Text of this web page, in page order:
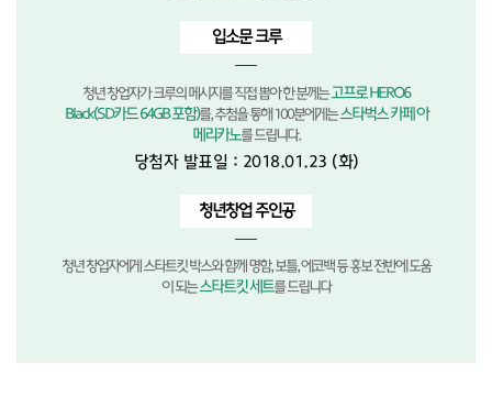
입소문 크루
청년 창업자가 크루의 메시지를 직접 뽑아 한 분께는고프로 HERO6
Black(SD카드 64GB 포함)를, 추첨을 통해 100분에게는스타벅스 카페 아
메리카노를 드립니다.
당첨자 발표일 : 2018.01.23 (화)
청년창업 주인공
청년 창업자에게 스타트킷 박스와 함께 명함, 보틀, 에코백 등 홍보 전반에 도움
이 되는스타트킷 세트를 드립니다